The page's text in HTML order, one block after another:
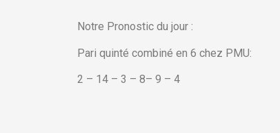
Notre Pronostic du jour :
Pari quinté combiné en 6 chez PMU:
2 – 14 – 3 – 8– 9 – 4